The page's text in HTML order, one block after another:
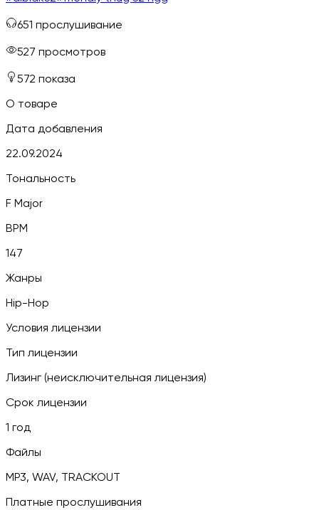
651 прослушивание
527 просмотров
572 показа
О товаре
Дата добавления
22.09.2024
Тональность
F Major
BPM
147
Жанры
Hip-Hop
Условия лицензии
Тип лицензии
Лизинг (неисключительная лицензия)
Срок лицензии
1 год
Файлы
MP3, WAV, TRACKOUT
Платные прослушивания